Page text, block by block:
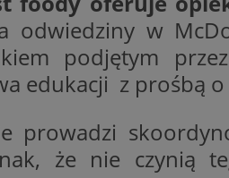
odwiedziny w
podjętym
edukacji z prośbą
prowadzi
że nie czynią
do
- co
usługi
losowo
Jest on
i służy do
sesji i kampanii
który
w
Bidswitch
który
w
do